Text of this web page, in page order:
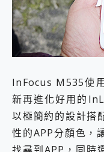
InFocus M535使
新再進化好用的
以極簡約的設計搭
性的APP分顏色，